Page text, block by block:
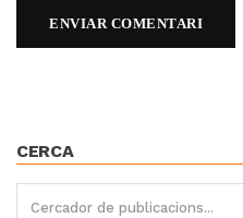
CERCA